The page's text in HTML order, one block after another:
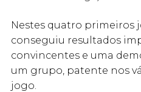
Nestes quatro primeiros
conseguiu resultados
convincentes e uma
um grupo, patente nos
jogo.